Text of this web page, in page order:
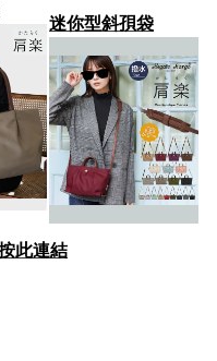
迷你型斜孭袋
此連結